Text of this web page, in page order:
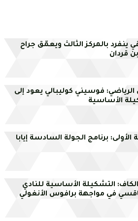
ينفرد بالمركز الثالث ويعمّق جراح
قردان
الرياضي: فوسيني كوليبالي يعود إلى
الأساسية
الأولى: برنامج الجولة السادسة إيابا
التشكيلة الأساسية للنادي
في مواجهة برافوس الأنغولي